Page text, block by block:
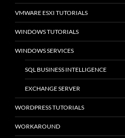
VMWARE ESXI TUTORIALS
WINDOWS TUTORIALS
WINDOWS SERVICES
SQL BUSINESS INTELLIGENCE
EXCHANGE SERVER
WORDPRESS TUTORIALS
WORKAROUND